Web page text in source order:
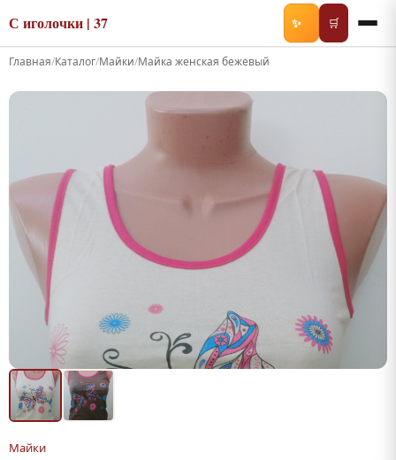
С иголочки | 37 ✨ 🛒
Главная/Каталог/Майки/Майка женская бежевый
Майки